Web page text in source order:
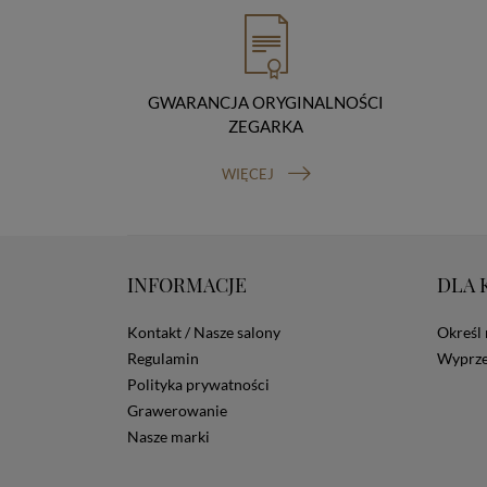
GWARANCJA ORYGINALNOŚCI
ZEGARKA
WIĘCEJ
INFORMACJE
Kontakt / Nasze salony
Regulamin
Polityka prywatności
Grawerowanie
Nasze marki
DLA
Określ